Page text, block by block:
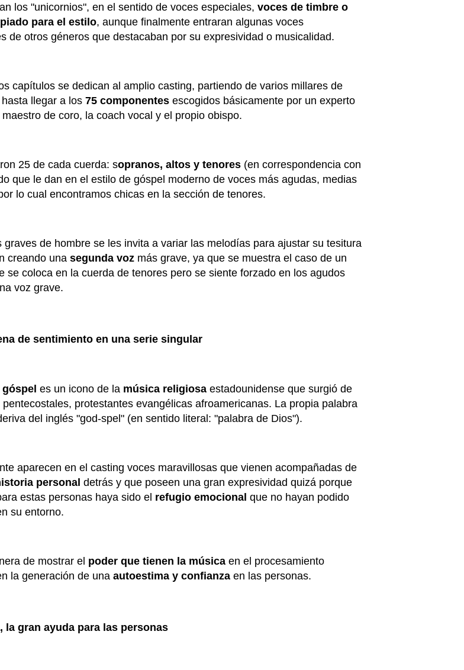
los "unicornios", en el sentido de voces especiales, voces de timbre o
para el estilo, aunque finalmente entraran algunas voces
de otros géneros que destacaban por su expresividad o musicalidad.
capítulos se dedican al amplio casting, partiendo de varios millares de
llegar a los 75 componentes escogidos básicamente por un experto
de coro, la coach vocal y el propio obispo.
25 de cada cuerda: sopranos, altos y tenores (en correspondencia con
que le dan en el estilo de góspel moderno de voces más agudas, medias
lo cual encontramos chicas en la sección de tenores.
graves de hombre se les invita a variar las melodías para ajustar su tesitura
creando una segunda voz más grave, ya que se muestra el caso de un
se coloca en la cuerda de tenores pero se siente forzado en los agudos
voz grave.
de sentimiento en una serie singular
es un icono de la música religiosa estadounidense que surgió de
pentecostales, protestantes evangélicas afroamericanas. La propia palabra
del inglés "god-spel" (en sentido literal: "palabra de Dios").
aparecen en el casting voces maravillosas que vienen acompañadas de
personal detrás y que poseen una gran expresividad quizá porque
estas personas haya sido el refugio emocional que no hayan podido
su entorno.
de mostrar el poder que tienen la música en el procesamiento
la generación de una autoestima y confianza en las personas.
la gran ayuda para las personas